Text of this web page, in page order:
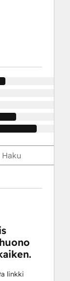
linkki